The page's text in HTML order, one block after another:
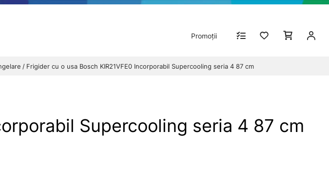
Promoții
Frigider cu o usa Bosch KIR21VFE0 Incorporabil Supercooling seria 4 87 cm
Supercooling seria 4 87 cm